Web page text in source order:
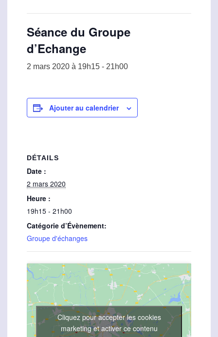
Séance du Groupe
d’Echange
2 mars 2020 à 19h15 - 21h00
Ajouter au calendrier
DÉTAILS
Date :
2 mars 2020
Heure :
19h15 - 21h00
Catégorie d’Évènement:
Groupe d'échanges
Cliquez pour accepter les cookies
marketing et activer ce contenu